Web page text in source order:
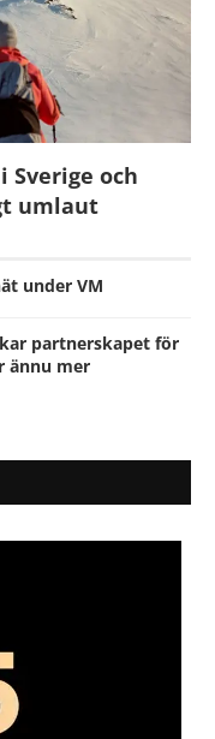
Sverige och
umlaut
under VM
partnerskapet för
ännu mer